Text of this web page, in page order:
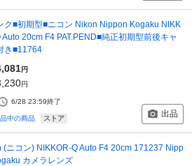
ク■初期型■ニコン Nikon Nippon Kogaku NIKK
Auto 20cm F4 PAT.PEND■純正初期型前後キャ
き■11764
円
円
6/28 23:59終了
中の商品 ストア 出品
(ニコン) NIKKOR-Q Auto F4 20cm 171237 Nipp
カメラレンズ